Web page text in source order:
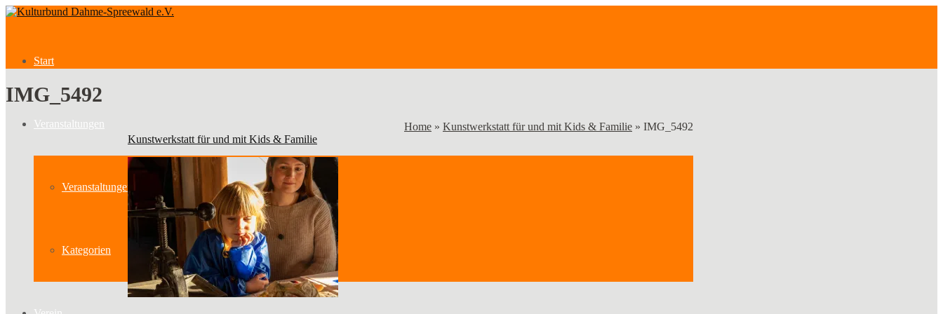
Start
Veranstaltungen
Veranstaltungen
Kategorien
IMG_5492
Home » Kunstwerkstatt für und mit Kids & Familie » IMG_5492
Kunstwerkstatt für und mit Kids & Familie